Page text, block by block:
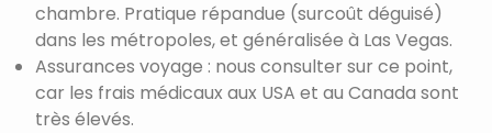
chambre. Pratique répandue (surcoût déguisé)
dans les métropoles, et généralisée à Las Vegas.
Assurances voyage : nous consulter sur ce point,
car les frais médicaux aux USA et au Canada sont
très élevés.